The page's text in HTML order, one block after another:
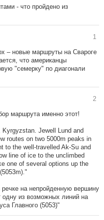
- что пройдено из
1
– новые маршруты на Свароге
что американцы
"семерку" по диагонали
2
маршрута именно этот!
Jewell Lund and
routes on two 5000m peaks in
to the well-travelled Ak-Su and
line of ice to the unclimbed
one of several options up the
на непройденную вершину
одну из возможных линий на
Главного (5053)"